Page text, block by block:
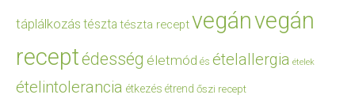
táplálkozás tészta tészta receptvegánvegán
receptédesség életmód és ételallergia ételek
ételintolerancia étkezés étrend őszi recept